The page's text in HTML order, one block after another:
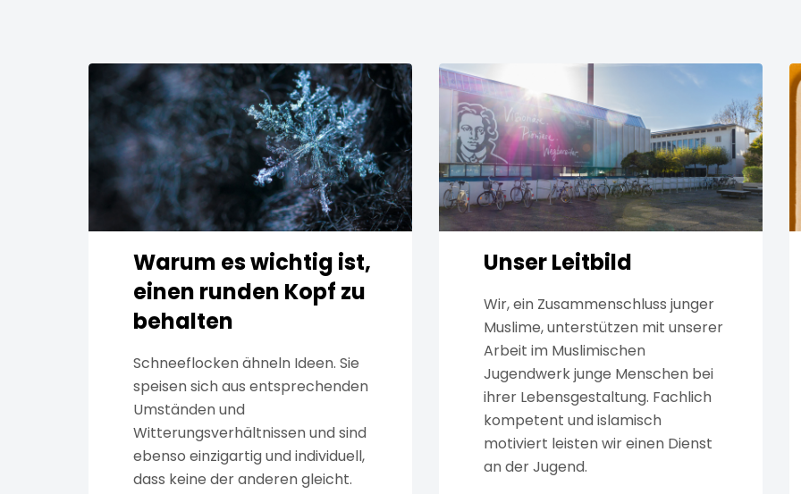
Warum es wichtig ist,
einen runden Kopf zu
behalten
Schneeflocken ähneln Ideen. Sie
speisen sich aus entsprechenden
Umständen und
Witterungsverhältnissen und sind
ebenso einzigartig und individuell,
dass keine der anderen gleicht.
Unser Leitbild
Wir, ein Zusammenschluss junger
Muslime, unterstützen mit unserer
Arbeit im Muslimischen
Jugendwerk junge Menschen bei
ihrer Lebensgestaltung. Fachlich
kompetent und islamisch
motiviert leisten wir einen Dienst
an der Jugend.